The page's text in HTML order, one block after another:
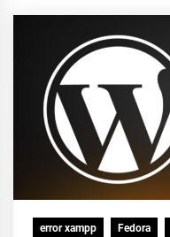
error xampp Fedora